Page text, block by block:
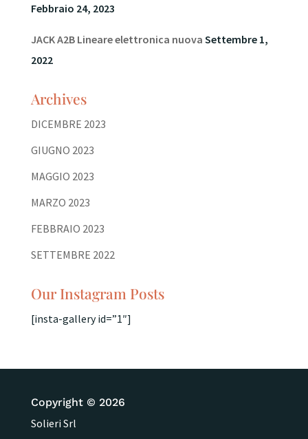
Febbraio 24, 2023
JACK A2B Lineare elettronica nuova Settembre 1,
2022
Archives
DICEMBRE 2023
GIUGNO 2023
MAGGIO 2023
MARZO 2023
FEBBRAIO 2023
SETTEMBRE 2022
Our Instagram Posts
[insta-gallery id=”1″]
Copyright © 2026
Solieri Srl